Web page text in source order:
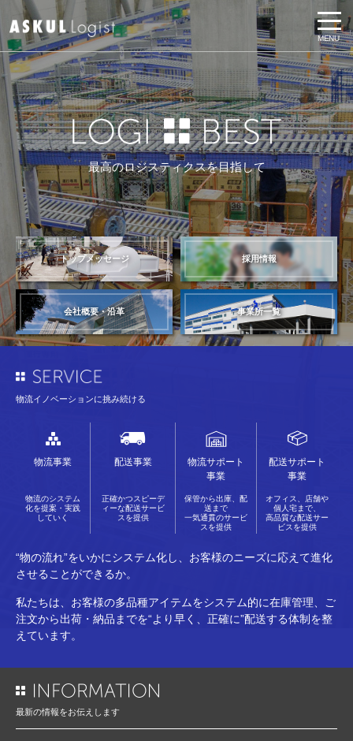
MENU
最高のロジスティクスを目指して
トップメッセージ 採用情報
会社概要・沿革 事業所一覧
物流イノベーションに挑み続ける
“物の流れ”をいかにシステム化し、 お客様のニーズに応えて進化
させることができるか。
私たちは、お客様の多品種アイテムをシステム的に在庫管理、 ご
注文から出荷・納品までを“より早く、正確に”配送する体制を整
えています。
物流事業
物流のシステム
化を提案・実践
していく
配送事業
正確かつスピーデ
ィーな配送サービ
スを提供
物流サポート
事業
保管から出庫、配
送まで
一気通貫のサービ
スを提供
配送サポート
事業
オフィス、店舗や
個人宅まで、
高品質な配送サー
ビスを提供
最新の情報をお伝えします